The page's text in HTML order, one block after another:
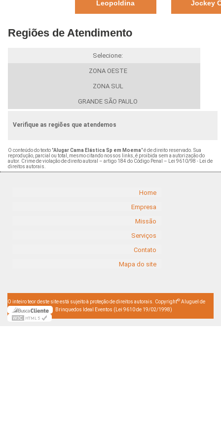
Leopoldina
Jockey
Regiões de Atendimento
Selecione:
ZONA OESTE
ZONA SUL
GRANDE SÃO PAULO
Verifique as regiões que atendemos
O conteúdo do texto "Alugar Cama Elástica Sp em Moema" é de direito reservado. Sua
reprodução, parcial ou total, mesmo citando nossos links, é proibida sem a autorização do
autor. Crime de violação de direito autoral – artigo 184 do Código Penal – Lei 9610/98 - Lei de
direitos autorais.
Home
Empresa
Missão
Serviços
Contato
Mapa do site
O inteiro teor deste site está sujeito à proteção de direitos autorais. Copyright© Aluguel de
Brinquedos Ideal Eventos (Lei 9610 de 19/02/1998)